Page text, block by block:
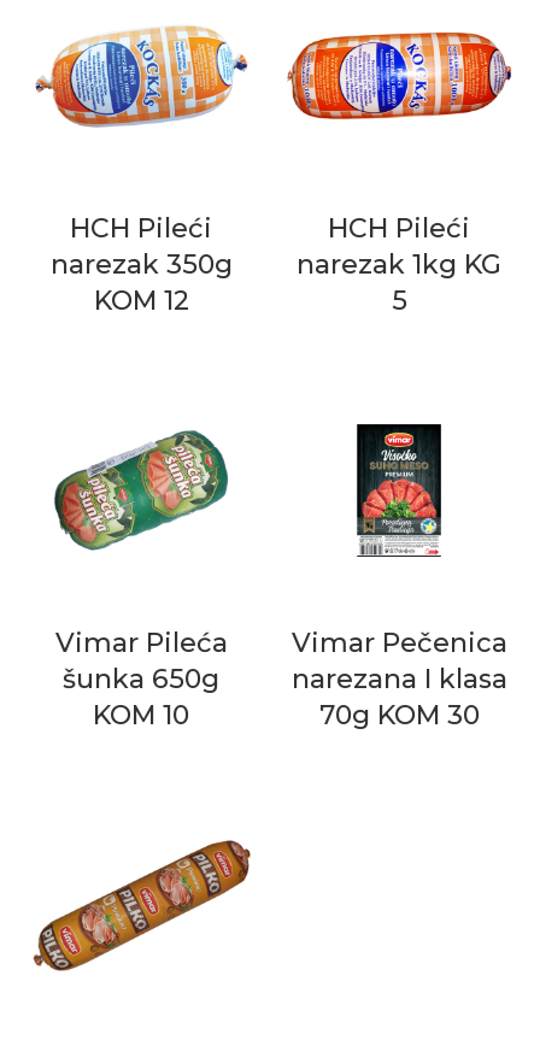
HCH Pileći
narezak 350g
KOM 12
HCH Pileći
narezak 1kg KG
5
Vimar Pileća
šunka 650g
KOM 10
Vimar Pečenica
narezana I klasa
70g KOM 30